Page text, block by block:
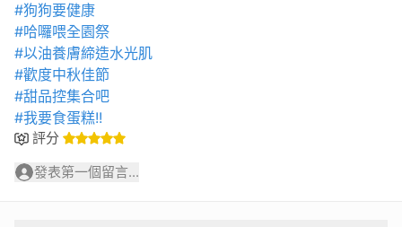
#狗狗要健康
#哈囉喂全園祭
#以油養膚締造水光肌
#歡度中秋佳節
#甜品控集合吧
#我要食蛋糕!!
評分
發表第一個留言...